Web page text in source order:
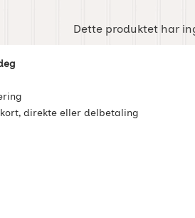
Dette produktet har
direkte eller delbetaling